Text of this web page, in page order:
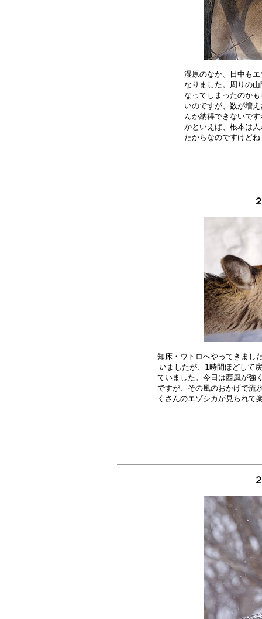
湿原のなか、日中も
なりました。周りの
なってしまったのか
いのですが、数が増
んか納得できないで
かといえば、根本は
知床・ウトロへやってきまし
いましたが、1時間ほどして
ていました。今日は西風が強
ですが、その風のおかげで流